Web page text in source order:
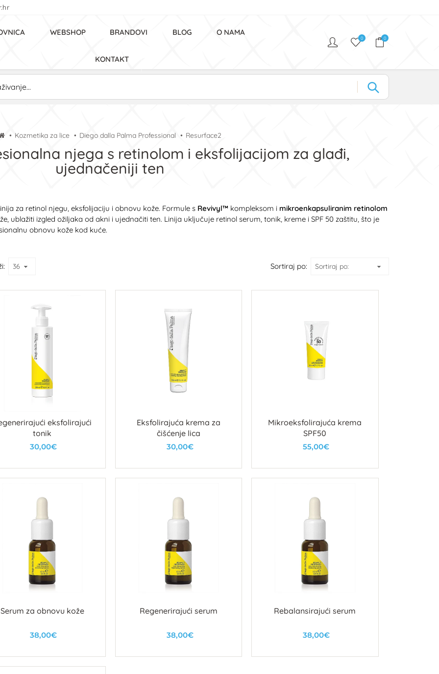
WEBSHOP BRANDOVI BLOG O NAMA
KONTAKT
0 0
Kozmetika za lice Diego dalla Palma Professional Resurface2
njega s retinolom i eksfolijacijom za glađi,
ujednačeniji ten
za retinol njegu, eksfolijaciju i obnovu kože. Formule s Revivyl™ kompleksom i mikroenkapsuliranim retinolom
ublažiti izgled ožiljaka od akni i ujednačiti ten. Linija uključuje retinol serum, tonik, kreme i SPF 50 zaštitu, što je
obnovu kože kod kuće.
Sortiraj po:
eksfolirajući
tonik
30,00€
U košaricu
Eksfolirajuća krema za
čišćenje lica
30,00€
U košaricu
Mikroeksfolirajuća krema
SPF50
55,00€
U košaricu
Serum za obnovu kože
38,00€
Regenerirajući serum
38,00€
Rebalansirajući serum
38,00€